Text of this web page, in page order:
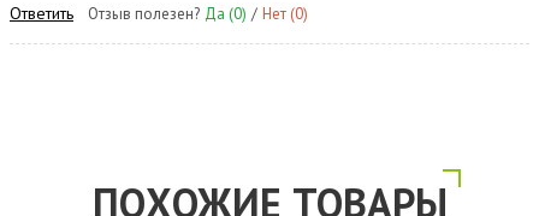
Ответить
Отзыв полезен? Да (0) / Нет (0)
ПОХОЖИЕ ТОВАРЫ